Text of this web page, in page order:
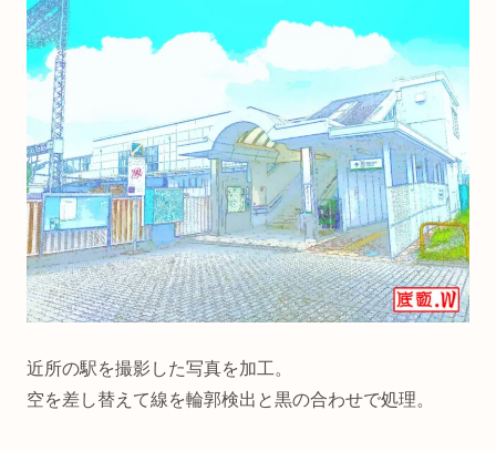
近所の駅を撮影した写真を加工。
空を差し替えて線を輪郭検出と黒の合わせで処理。